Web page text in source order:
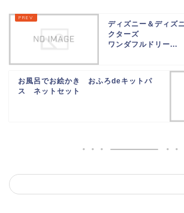
ディズニー＆ディズ
クターズ
ワンダフルドリー...
お風呂でお絵かき おふろdeキットパ
ス ネットセット